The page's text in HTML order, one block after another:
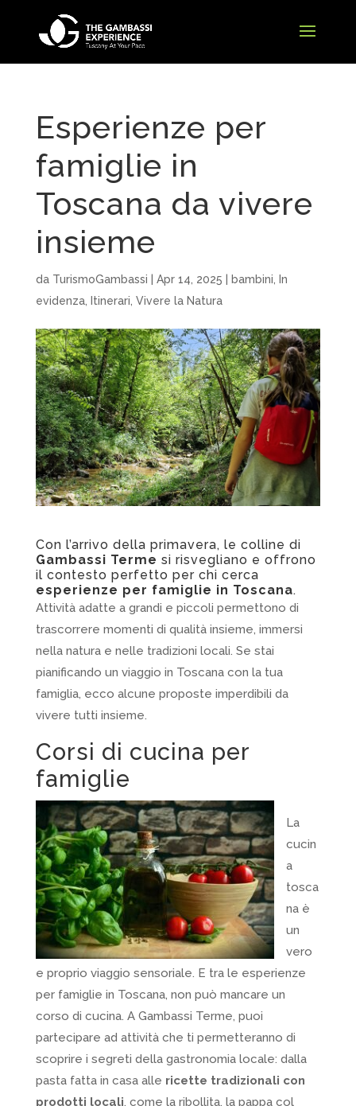
Esperienze per
famiglie in
Toscana da vivere
insieme
da TurismoGambassi Apr 14, 2025 bambini
In
evidenza, Itinerari Vivere la Natura
Con l’arrivo della primavera, le colline di
Gambassi Terme si risvegliano e offrono
il contesto perfetto per chi cerca
esperienze per famiglie in Toscana.
Attività adatte a grandi e piccoli permettono di
trascorrere momenti di qualità insieme, immersi
nella natura e nelle tradizioni locali. Se stai
pianificando un viaggio in Toscana con la tua
famiglia, ecco alcune proposte imperdibili da
vivere tutti insieme.
Corsi di cucina per
famiglie
La
cucin
a
tosca
na è
un
vero
e proprio viaggio sensoriale. E tra le esperienze
per famiglie in Toscana, non può mancare un
corso di cucina. A Gambassi Terme, puoi
partecipare ad attività che ti permetteranno di
scoprire i segreti della gastronomia locale: dalla
pasta fatta in casa alle ricette tradizionali con
prodotti locali, come la ribollita, la pappa col